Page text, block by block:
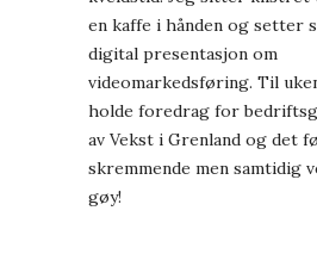
en kaffe i hånden og setter
digital presentasjon om
videomarkedsføring. Til
holde foredrag for
av Vekst i Grenland og det
skremmende men samtidig
gøy!